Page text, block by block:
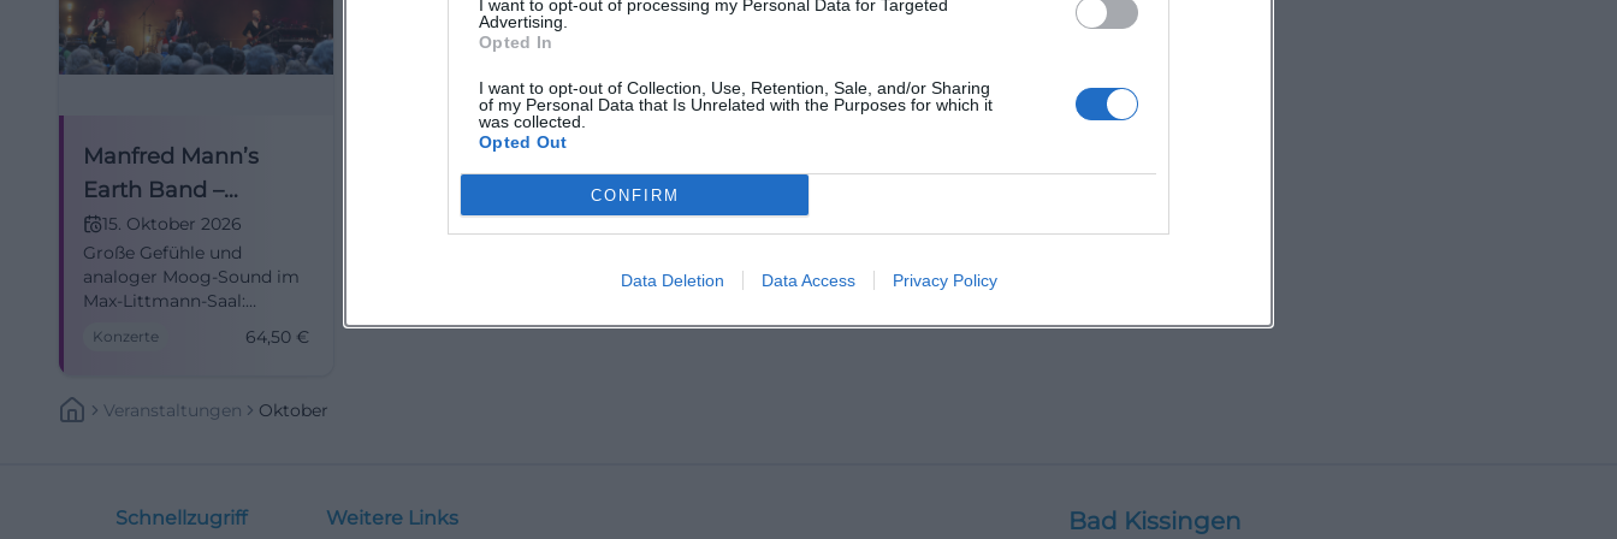
I want to opt-out of processing my Personal Data for Targeted
Advertising.
Opted In
I want to opt-out of Collection, Use, Retention, Sale, and/or Sharing
of my Personal Data that Is Unrelated with the Purposes for which it
was collected.
Opted Out
CONFIRM
Data Deletion Data Access Privacy Policy
Manfred Mann’s
Earth Band –
Greatest Hits
15. Oktober 2026
Große Gefühle und
analoger Moog‑Sound im
Max‑Littmann‑Saal:
Band mit
Tickets ab 64,50 €.
Konzerte 64,50 €
Veranstaltungen Oktober
Schnellzugriff Weitere Links Bad Kissingen